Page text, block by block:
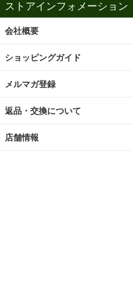
ストアインフォメーション
会社概要
ショッピングガイド
メルマガ登録
返品・交換について
店舗情報